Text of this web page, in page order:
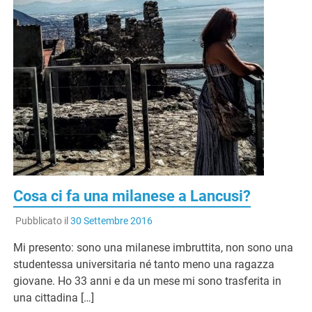
Cosa ci fa una milanese a Lancusi?
Pubblicato il 30 Settembre 2016
Mi presento: sono una milanese imbruttita, non sono una
studentessa universitaria né tanto meno una ragazza
giovane. Ho 33 anni e da un mese mi sono trasferita in
una cittadina […]